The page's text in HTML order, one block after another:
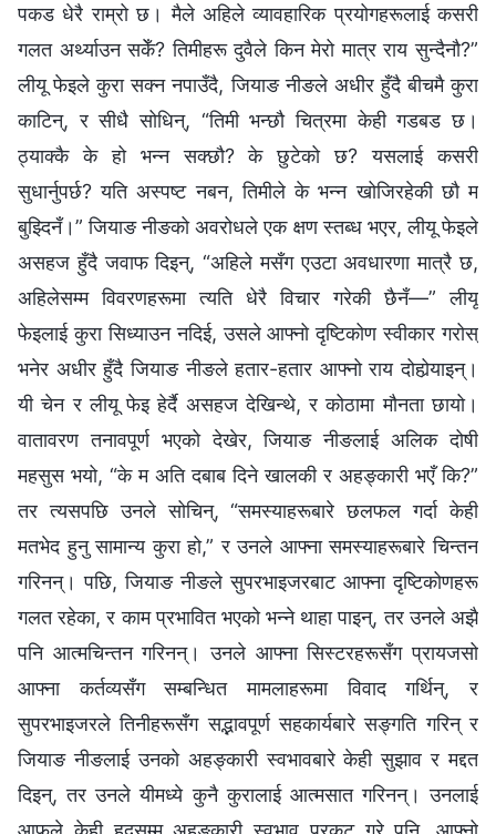
पकड धेरै राम्रो छ। मैले अहिले व्यावहारिक प्रयोगहरूलाई कसरी
गलत अर्थ्याउन सकेँ? तिमीहरू दुवैले किन मेरो मात्र राय सुन्दैनौ?”
लीयू फेइले कुरा सक्न नपाउँदै, जियाङ नीङले अधीर हुँदै बीचमै कुरा
काटिन्, र सीधै सोधिन्, “तिमी भन्छौ चित्रमा केही गडबड छ।
ठ्याक्‍कै के हो भन्‍न सक्छौ? के छुटेको छ? यसलाई कसरी
सुधार्नुपर्छ? यति अस्पष्ट नबन, तिमीले के भन्न खोजिरहेकी छौ म
बुझ्दिनँ।” जियाङ नीङको अवरोधले एक क्षण स्तब्ध भएर, लीयू फेइले
असहज हुँदै जवाफ दिइन्, “अहिले मसँग एउटा अवधारणा मात्रै छ,
अहिलेसम्म विवरणहरूमा त्यति धेरै विचार गरेकी छैनँ—” लीयू
फेइलाई कुरा सिध्याउन नदिई, उसले आफ्नो दृष्टिकोण स्वीकार गरोस्
भनेर अधीर हुँदै जियाङ नीङले हतार-हतार आफ्नो राय दोहोर्‍याइन्।
यी चेन र लीयू फेइ हेर्दै असहज देखिन्थे, र कोठामा मौनता छायो।
वातावरण तनावपूर्ण भएको देखेर, जियाङ नीङलाई अलिक दोषी
महसुस भयो, “के म अति दबाब दिने खालकी र अहङ्कारी भएँ कि?”
तर त्यसपछि उनले सोचिन्, “समस्याहरूबारे छलफल गर्दा केही
मतभेद हुनु सामान्य कुरा हो,” र उनले आफ्ना समस्याहरूबारे चिन्तन
गरिनन्। पछि, जियाङ नीङले सुपरभाइजरबाट आफ्ना दृष्टिकोणहरू
गलत रहेका, र काम प्रभावित भएको भन्‍ने थाहा पाइन्, तर उनले अझै
पनि आत्मचिन्तन गरिनन्। उनले आफ्ना सिस्टरहरूसँग प्रायजसो
आफ्ना कर्तव्यसँग सम्बन्धित मामलाहरूमा विवाद गर्थिन्, र
सुपरभाइजरले तिनीहरूसँग सद्भावपूर्ण सहकार्यबारे सङ्गति गरिन् र
जियाङ नीङलाई उनको अहङ्कारी स्वभावबारे केही सुझाव र मद्दत
दिइन्, तर उनले यीमध्ये कुनै कुरालाई आत्मसात गरिनन्। उनलाई